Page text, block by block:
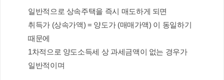
일반적으로 상속주택을 즉시 매도하게 되면
취득가 (상속가액) = 양도가 (매매가액) 이 동일하기
때문에
1차적으로 양도소득세 상 과세금액이 없는 경우가
일반적이며